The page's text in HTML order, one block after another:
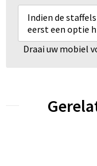
Indien de
eerst een optie
Draai uw mobiel